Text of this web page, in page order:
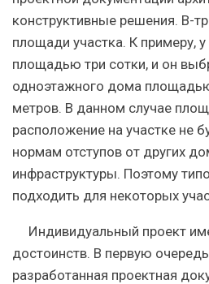
конструктивные решения. В-
площади участка. К примеру,
площадью три сотки, и он
одноэтажного дома
метров. В данном случае
расположение на участке не
нормам отступов от других
инфраструктуры. Поэтому
подходить для некоторых
Индивидуальный проект
достоинств. В первую
разработанная проектная